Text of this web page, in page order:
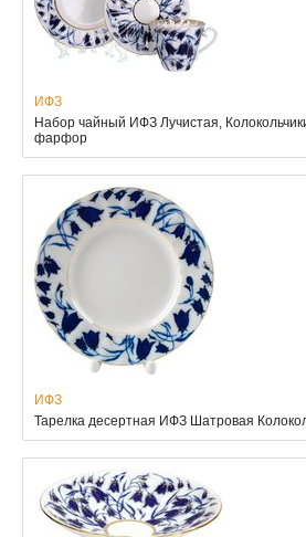
ИФЗ
Набор чайный ИФЗ Лучистая,
фарфор
ИФЗ
Тарелка десертная ИФЗ Шатровая